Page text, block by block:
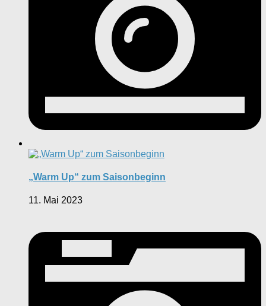
„Warm Up“ zum Saisonbeginn
11. Mai 2023